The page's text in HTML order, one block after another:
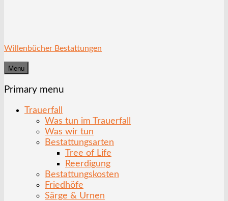
Willenbücher Bestattungen
Menu
Primary menu
Trauerfall
Was tun im Trauerfall
Was wir tun
Bestattungsarten
Tree of Life
Reerdigung
Bestattungskosten
Friedhöfe
Särge & Urnen